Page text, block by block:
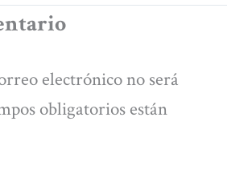
electrónico no será
obligatorios están